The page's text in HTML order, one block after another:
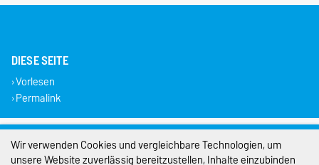
DIESE SEITE
Vorlesen
Permalink
Impressum
Datenschutz
Wir verwenden Cookies und vergleichbare Technologien, um
unsere Website zuverlässig bereitzustellen, Inhalte einzubinden